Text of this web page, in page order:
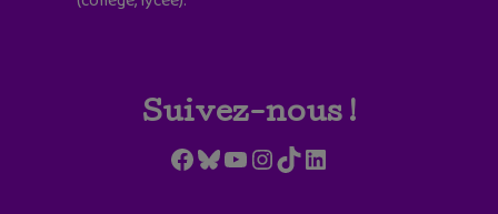
Suivez-nous !
Facebook
Bluesky
YouTube
Instagram
TikTokLinkedIn